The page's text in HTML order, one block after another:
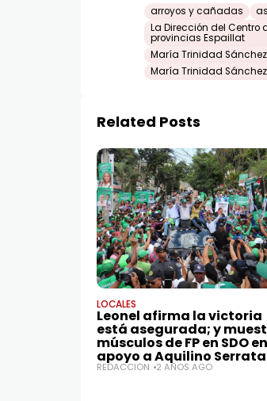
arroyos y cañadas
La Dirección del Centro
provincias Espaillat
María Trinidad
María Trinidad
Related Posts
LOCALES
Leonel afirma la victoria
está asegurada; y
músculos de FP en SDO en
apoyo a Aquilino Serrata
REDACCIÓN 2 AÑOS AGO